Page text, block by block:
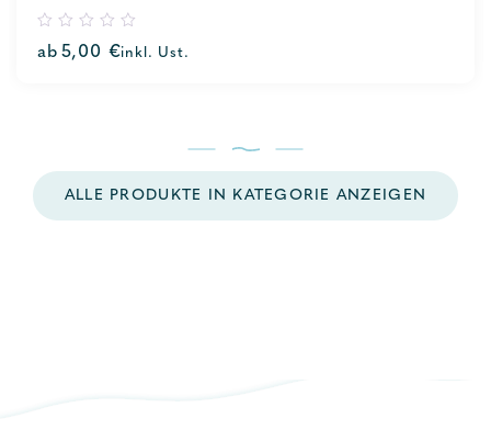
out
ab 5,00 €inkl. Ust.
ALLE PRODUKTE IN KATEGORIE ANZEIGEN